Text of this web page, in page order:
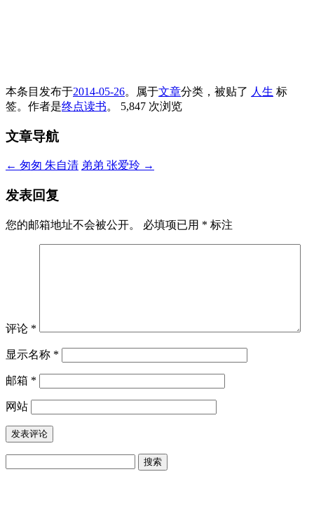
本条目发布于2014-05-26。属于文章分类，被贴了 人生 标
签。 作者是终点读书。 5,847 次浏览
文章导航
← 匆匆 朱自清 弟弟 张爱玲 →
发表回复
您的邮箱地址不会被公开。 必填项已用 * 标注
评论 *
显示名称 *
邮箱 *
网站